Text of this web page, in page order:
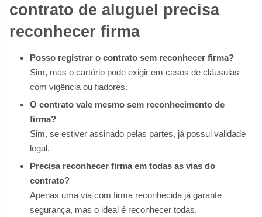
contrato de aluguel precisa
reconhecer firma
Posso registrar o contrato sem reconhecer firma?
Sim, mas o cartório pode exigir em casos de cláusulas
com vigência ou fiadores.
O contrato vale mesmo sem reconhecimento de
firma?
Sim, se estiver assinado pelas partes, já possui validade
legal.
Precisa reconhecer firma em todas as vias do
contrato?
Apenas uma via com firma reconhecida já garante
segurança, mas o ideal é reconhecer todas.